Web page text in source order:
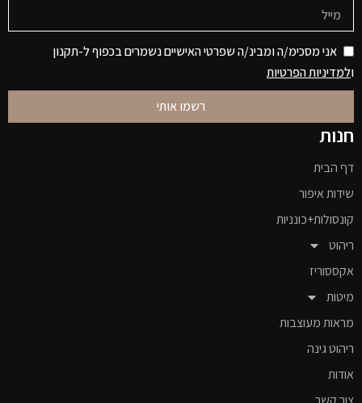
אני מסכימ/ה ומבינ/ה שפרטי האישיים נשמרים בכפוף ל-תקנון
ולמדיניות הפרטיות
רשמו אותי
חנות
דף הבית
שידות איפור
קונסולות+כונניות
ריהוט
אקססוריז
מיטות
מראות מעוצבות
ריהוט גינה
אודות